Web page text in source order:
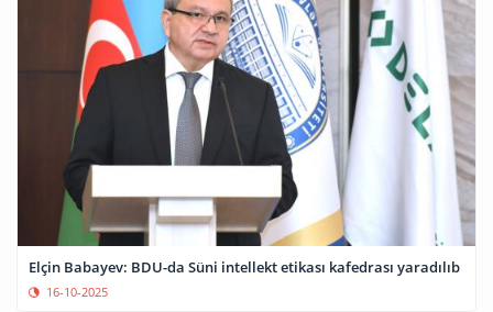
Elçin Babayev: BDU-da Süni intellekt etikası kafedrası yaradılıb
16-10-2025